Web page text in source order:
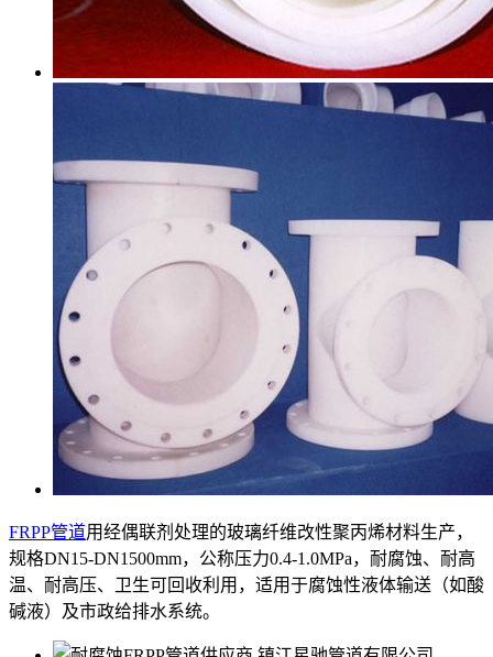
FRPP管道用经偶联剂处理的玻璃纤维改性聚丙烯材料生产，
规格DN15-DN1500mm，公称压力0.4-1.0MPa，耐腐蚀、耐高
温、耐高压、卫生可回收利用，适用于腐蚀性液体输送（如酸
碱液）及市政给排水系统。